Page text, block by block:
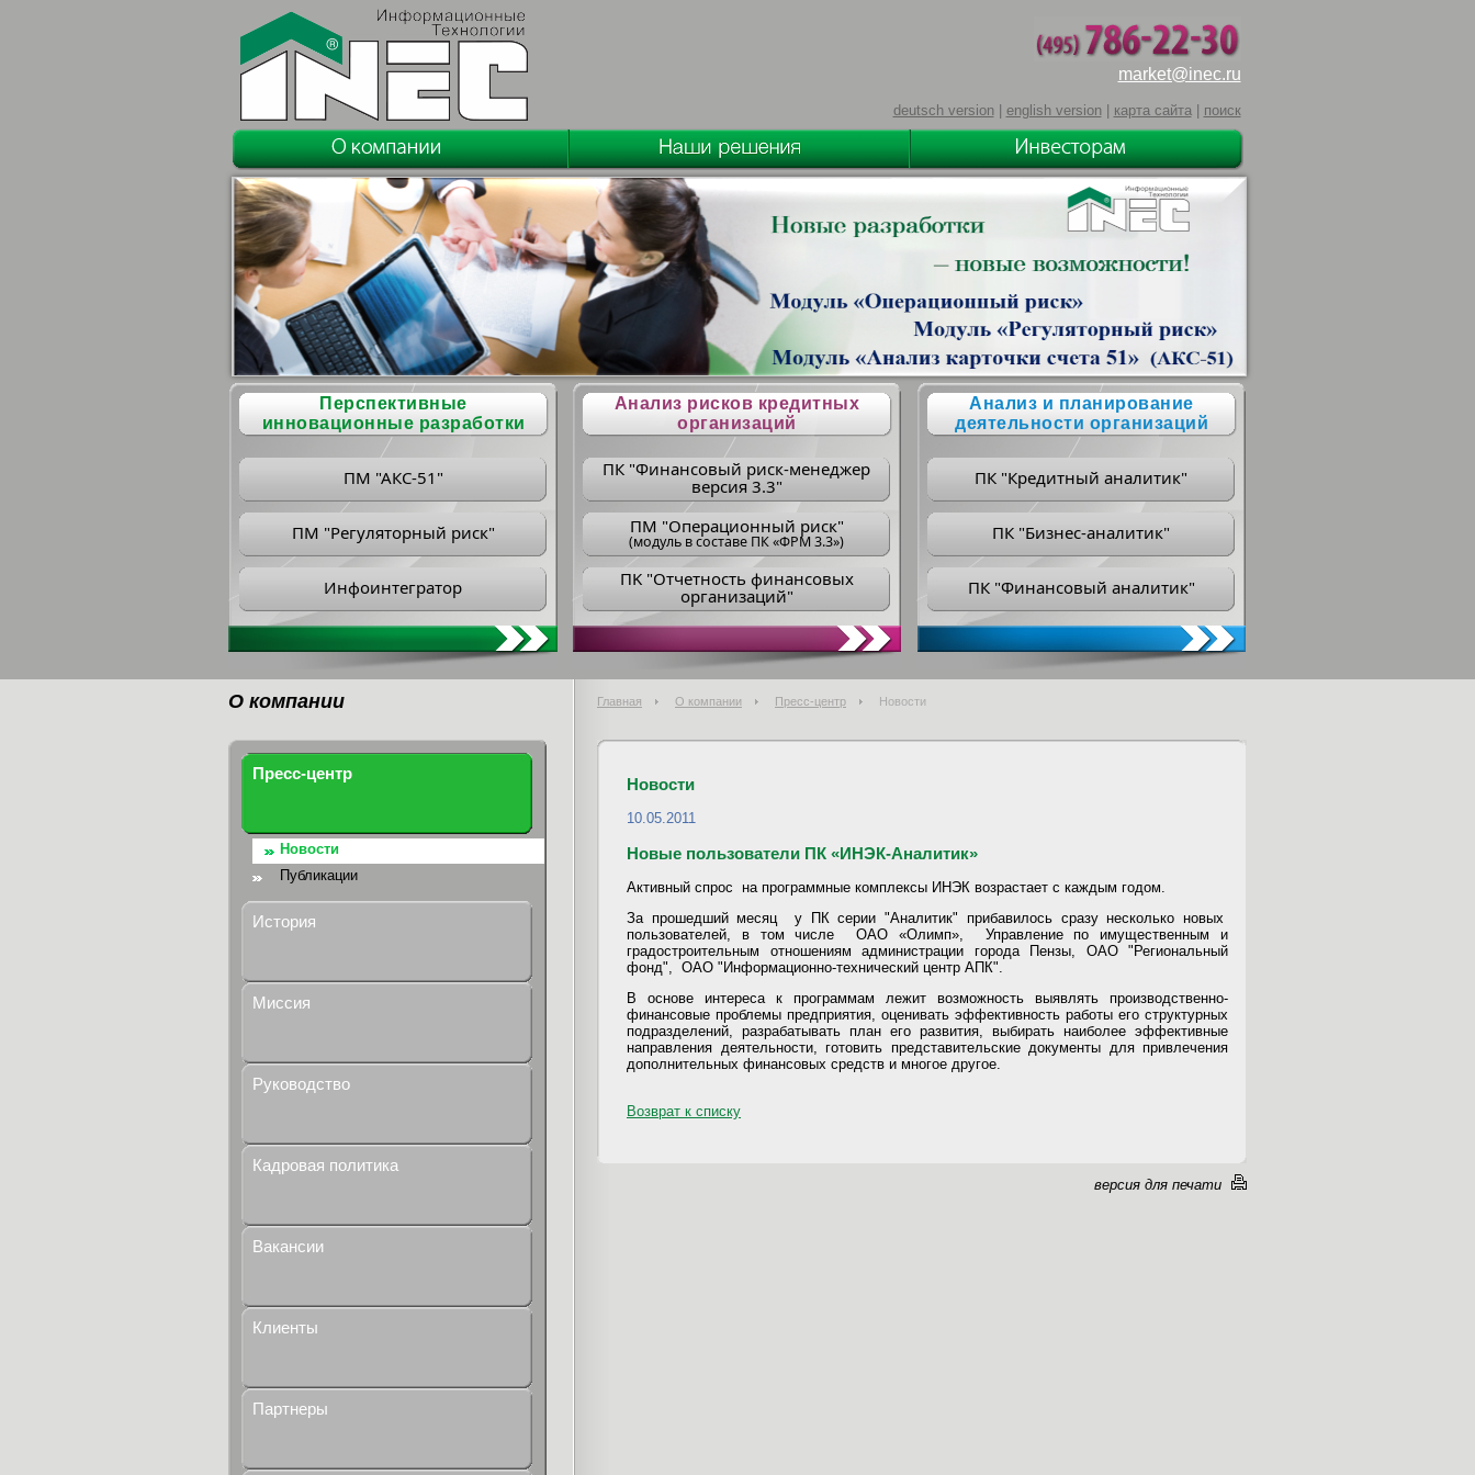
market@inec.ru
deutsch version| english version| карта сайта| поиск
Перспективные
инновационные разработки
ПМ "АКС-51"
ПМ "Регуляторный риск"
Инфоинтегратор
Анализ рисков кредитных
организаций
ПК "Финансовый риск-менеджер
версия 3.3"
ПM "Операционный риск"
(модуль в составе ПК «ФРМ 3.3»)
ПK "Отчетность финансовых
организаций"
Анализ и планирование
деятельности организаций
ПК "Кредитный аналитик"
ПК "Бизнес-аналитик"
ПК "Финансовый аналитик"
О компании Главная О компании Пресс-центр Новости
Пресс-центр
Новости
Публикации
История
Миссия
Руководство
Кадровая политика
Вакансии
Клиенты
Партнеры
Новости
10.05.2011
Новые пользователи ПК «ИНЭК-Аналитик»
Активный спрос на программные комплексы ИНЭК возрастает с каждым годом.
За прошедший месяц у ПК серии "Аналитик" прибавилось сразу несколько новых
пользователей, в том числе ОАО «Олимп», Управление по имущественным и
градостроительным отношениям администрации города Пензы, ОАО "Региональный
фонд", ОАО "Информационно-технический центр АПК".
В основе интереса к программам лежит возможность выявлять производственно-
финансовые проблемы предприятия, оценивать эффективность работы его структурных
подразделений, разрабатывать план его развития, выбирать наиболее эффективные
направления деятельности, готовить представительские документы для привлечения
дополнительных финансовых средств и многое другое.
Возврат к списку
версия для печати